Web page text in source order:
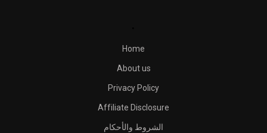
Home
About us
Privacy Policy
Affiliate Disclosure
الشروط والأحكام